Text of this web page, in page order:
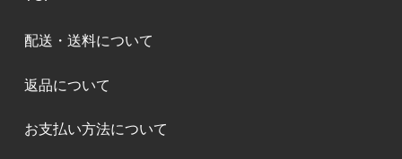
配送・送料について
返品について
お支払い方法について